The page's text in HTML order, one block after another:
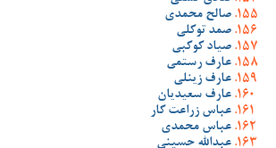
صالح محمدی
صمد توکلی
صیاد کوکبی
عارف رستمی
عارف زینلی
عارف سعیدیان
عباس زراعت کار
عباس محمدی
عبدالله حسینی